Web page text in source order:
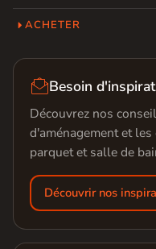
ACHETER
Besoin
Découvrez nos
d'aménagement et
parquet et salle de
Découvrir nos